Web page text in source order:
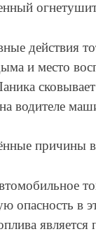
действия
и место
водителе
причины
в